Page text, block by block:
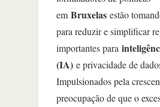
em Bruxelas estão
para reduzir e simplificar
importantes para
(IA) e privacidade de
Impulsionados pela
preocupação de que o